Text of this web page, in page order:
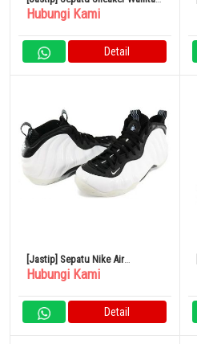
Nike Air Max 97 Medium Olive
Hubungi Kami
Detail
[Jastip] Sepatu Nike Air
Foamposite One DV0815-100
Hubungi Kami
Detail